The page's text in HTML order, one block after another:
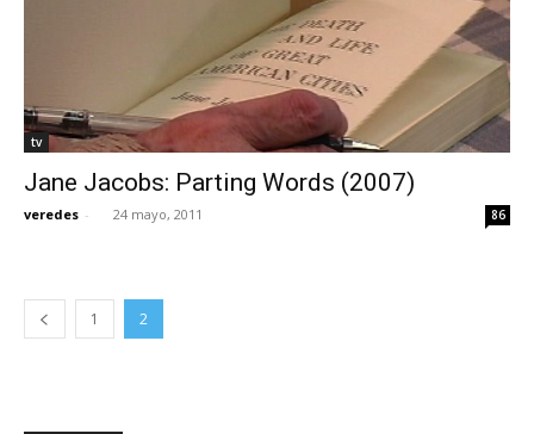
tv
Jane Jacobs: Parting Words (2007)
veredes - 24 mayo, 2011 86
1 2